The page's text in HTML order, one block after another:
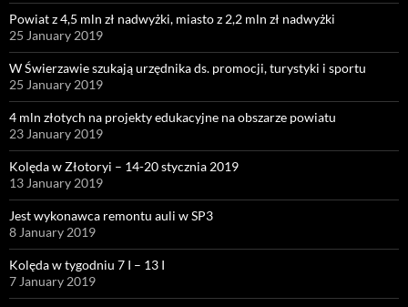
Powiat z 4,5 mln zł nadwyżki, miasto z 2,2 mln zł nadwyżki
25 January 2019
W Świerzawie szukają urzędnika ds. promocji, turystyki i sportu
25 January 2019
4 mln złotych na projekty edukacyjne na obszarze powiatu
23 January 2019
Kolęda w Złotoryi – 14-20 stycznia 2019
13 January 2019
Jest wykonawca remontu auli w SP3
8 January 2019
Kolęda w tygodniu 7 I – 13 I
7 January 2019